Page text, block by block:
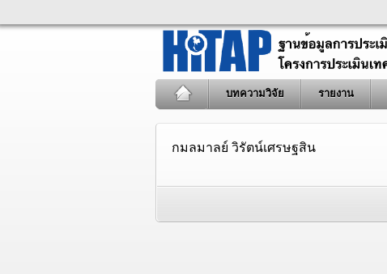
บทความวิจัย รายงาน
กมลมาลย์ วิรัตน์เศรษฐสิน